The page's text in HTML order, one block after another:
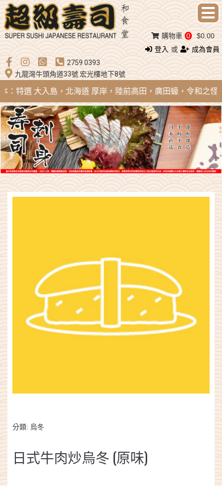
登入 或
成為會員
2759 0393
九龍灣牛頭角道33號 宏光樓地下8號
購物車 0 $0.00
：特選 大入島，北海道 厚岸，陸前高田，廣田蠔，令和之
分類: 烏冬
日式牛肉炒烏冬 (原味)